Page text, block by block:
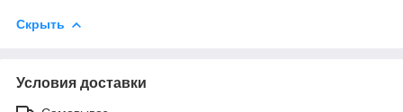
Скрыть
Условия доставки